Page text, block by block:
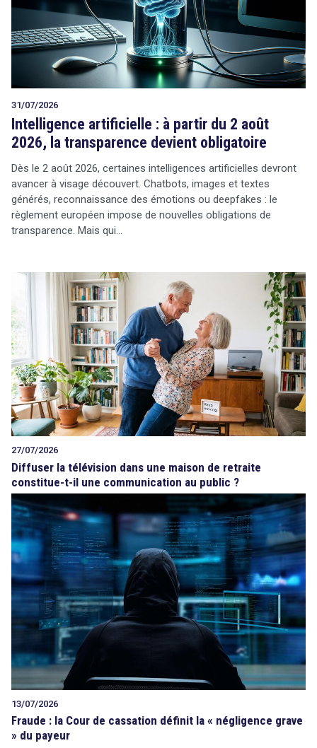
Tout sur le droit de l'innovation
Rechercher
CONTACT
27/07/2026
Diffuser la télévision dans une maison de retraite
constitue-t-il une communication au public ?
13/07/2026
Fraude : la Cour de cassation définit la « négligence grave
» du payeur
31/07/2026
Intelligence artificielle : à partir du 2 août
2026, la transparence devient obligatoire
Dès le 2 août 2026, certaines intelligences artificielles devront
avancer à visage découvert. Chatbots, images et textes
générés, reconnaissance des émotions ou deepfakes : le
règlement européen impose de nouvelles obligations de
transparence. Mais qui…